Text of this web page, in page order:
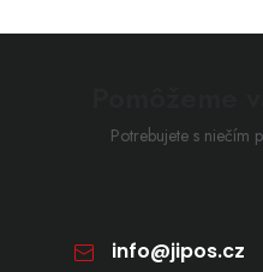
Potrebujete s niečím
info@jipos.cz